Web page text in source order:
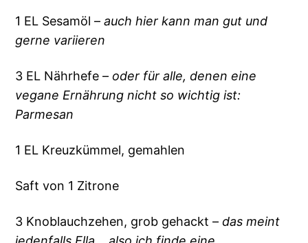
1 EL Sesamöl –auch hier kann man gut und
gerne variieren
3 EL Nährhefe – oder für alle, denen eine
vegane Ernährung nicht so wichtig ist:
Parmesan
1 EL Kreuzkümmel, gemahlen
Saft von 1 Zitrone
3 Knoblauchzehen, grob gehackt –das meint